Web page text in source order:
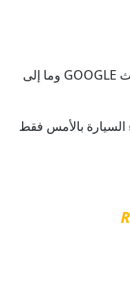
هل تقوم بحذف السيارة من محركات بحث GOOGLE وما إلى
بالأمس فقط